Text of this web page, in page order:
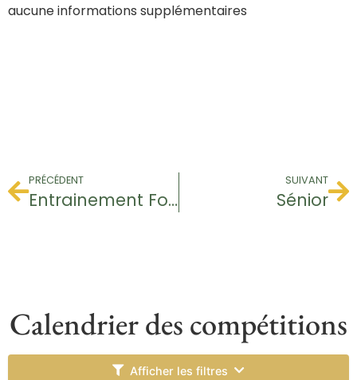
aucune informations supplémentaires
PRÉCÉDENT
Entrainement Footgolf
SUIVANT
Sénior
Calendrier des compétitions
Afficher les filtres